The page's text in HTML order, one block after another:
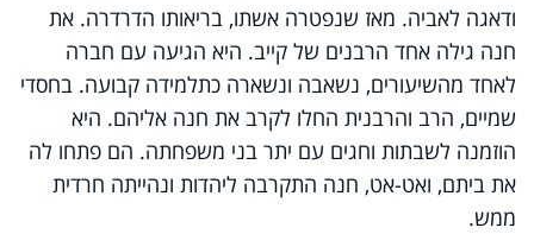
ודאגה לאביה. מאז שנפטרה אשתו, בריאותו הדרדרה. את
חנה גילה אחד הרבנים של קייב. היא הגיעה עם חברה
לאחד מהשיעורים, נשאבה ונשארה כתלמידה קבועה. בחסדי
שמיים, הרב והרבנית החלו לקרב את חנה אליהם. היא
הוזמנה לשבתות וחגים עם יתר בני משפחתה. הם פתחו לה
את ביתם, ואט-אט, חנה התקרבה ליהדות ונהייתה חרדית
ממש.